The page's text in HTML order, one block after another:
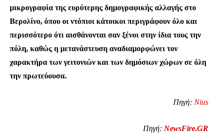
32,111
Ακόλουθοι
32,214
Ακόλουθοι
11,243
Ακόλουθοι
μικρογραφία της ευρύτερης δημογραφικής αλλαγής στο
Βερολίνο, όπου οι ντόπιοι κάτοικοι περιγράφουν όλο και
περισσότερο ότι αισθάνονται σαν ξένοι στην ίδια τους την
πόλη, καθώς η μετανάστευση αναδιαμορφώνει τον
χαρακτήρα των γειτονιών και των δημόσιων χώρων σε όλη
την πρωτεύουσα.
Πηγή: Nius
Πηγή: NewsFire.GR